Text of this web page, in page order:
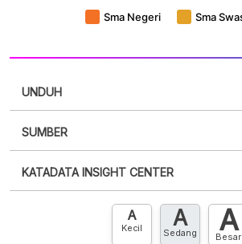
UNDUH
XLS
SUMBER
punya akun?Silakan Daftar sekarang
KATADATA INSIGHT CENTER
Hubungi sekarang »
A
Kecil A
Sedang A
Besar